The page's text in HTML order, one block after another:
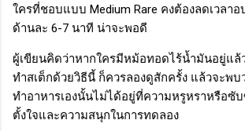
ใครที่ชอบแบบ Medium Rare คงต้องลดเวลา
ด้านละ 6-7 นาที น่าจะพอดี
ผู้เขียนคิดว่าหากใครมีหม้อทอดไร้น้ำมันอยู่แล้
ทำสเต็กด้วยวิธีนี้ ก็ควรลองดูสักครั้ง แล้วจะพบ
ทำอาหารเองนั้นไม่ได้อยู่ที่ความหรูหราหรือซั
ตั้งใจและความสนุกในการทดลอง